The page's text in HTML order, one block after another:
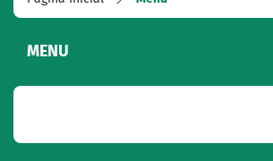
MENU